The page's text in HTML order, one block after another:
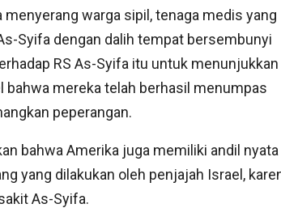
menyerang warga sipil, tenaga medis yang
Syifa dengan dalih tempat bersembunyi
RS As-Syifa itu untuk menunjukkan
bahwa mereka telah berhasil menumpas
peperangan.
bahwa Amerika juga memiliki andil nyata
yang dilakukan oleh penjajah Israel,
As-Syifa.